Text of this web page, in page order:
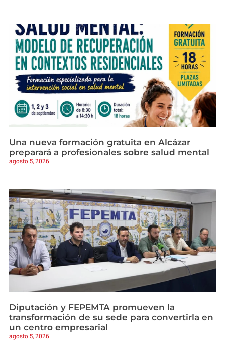
Una nueva formación gratuita en Alcázar
preparará a profesionales sobre salud mental
agosto 5, 2026
Diputación y FEPEMTA promueven la
transformación de su sede para convertirla en
un centro empresarial
agosto 5, 2026